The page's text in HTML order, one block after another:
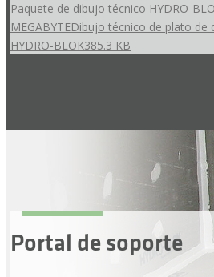
Paquete de dibujo técnico HYDRO-
MEGABYTEDibujo técnico de plato de
HYDRO-BLOK385.3 KB
Portal de soporte